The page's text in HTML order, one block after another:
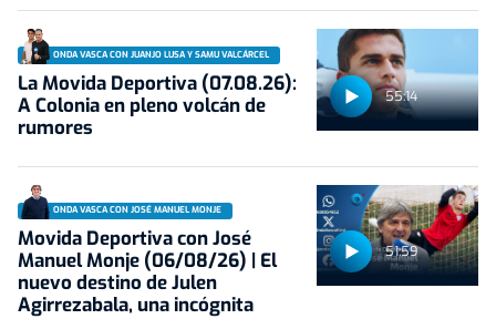
55:14
ONDA VASCA CON JUANJO LUSA Y SAMU VALCÁRCEL
La Movida Deportiva (07.08.26):
A Colonia en pleno volcán de
rumores
51:59
ONDA VASCA CON JOSÉ MANUEL MONJE
Movida Deportiva con José
Manuel Monje (06/08/26) | El
nuevo destino de Julen
Agirrezabala, una incógnita